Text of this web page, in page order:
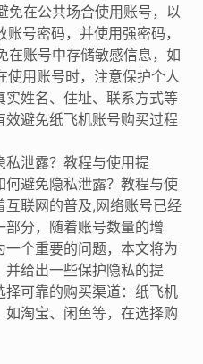
免在公共场合使用账号，以
号密码，并使用强密码，
在账号中存储敏感信息，如
使用账号时，注意保护个人
姓名、住址、联系方式等
避免纸飞机账号购买过程
泄露？教程与使用提
避免隐私泄露？教程与使
联网的普及,网络账号已经
分，随着账号数量的增
个重要的问题，本文将为
给出一些保护隐私的提
可靠的购买渠道：纸飞机
淘宝、闲鱼等，在选择购